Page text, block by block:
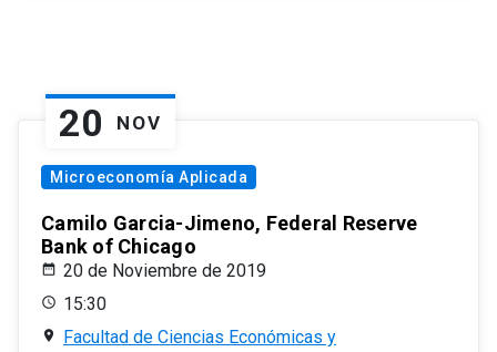
20 NOV
Microeconomía Aplicada
Camilo Garcia-Jimeno, Federal Reserve
Bank of Chicago
20 de Noviembre de 2019
15:30
Facultad de Ciencias Económicas y